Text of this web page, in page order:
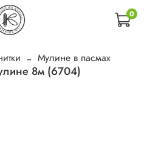
0
Мулине в пасмах
8м (6704)